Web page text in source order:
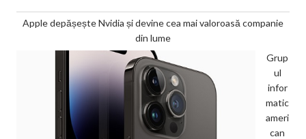
Apple depășește Nvidia și devine cea mai valoroasă companie
din lume
Grup
ul
infor
matic
ameri
can